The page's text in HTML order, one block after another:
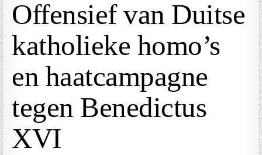
Offensief van Duitse
katholieke homo’s
en haatcampagne
tegen Benedictus
XVI